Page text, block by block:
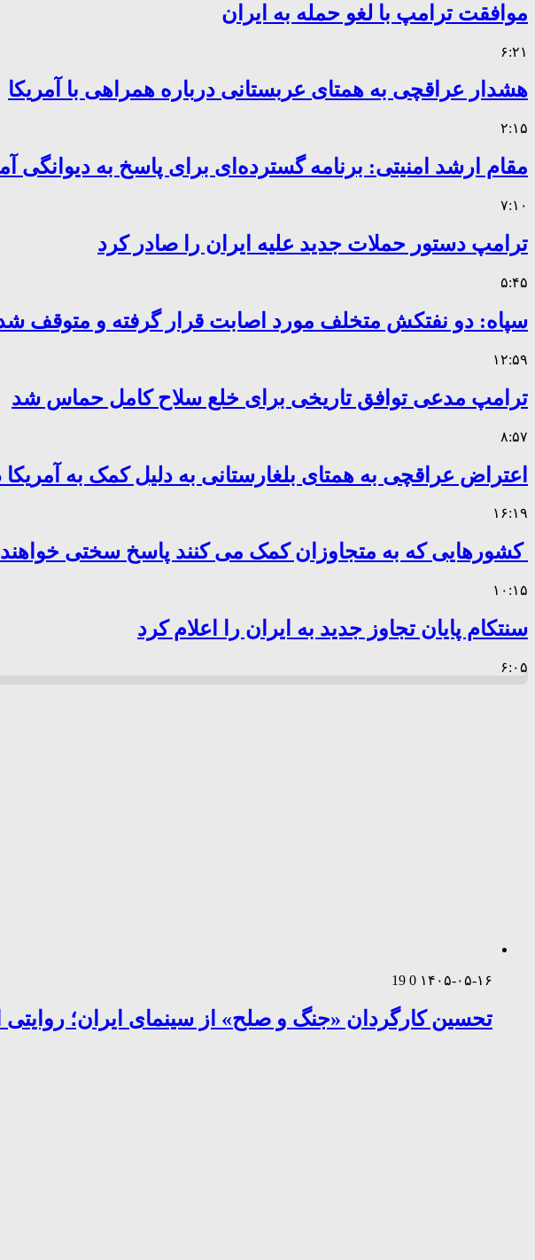
موافقت ترامپ با لغو حمله به ایران
۶:۲۱
هشدار عراقچی به همتای عربستانی درباره همراهی با آمریکا
۲:۱۵
مقام ارشد امنیتی: برنامه گسترده‌ای برای پاسخ به دیوانگی
۷:۱۰
ترامپ دستور حملات جدید علیه ایران را صادر کرد
۵:۴۵
سپاه: دو نفتکش متخلف مورد اصابت قرار گرفته و متوقف
۱۲:۵۹
ترامپ مدعی توافق تاریخی برای خلع سلاح کامل حماس شد
۸:۵۷
اعتراض عراقچی به همتای بلغارستانی به دلیل کمک به
۱۶:۱۹
کشورهایی که به متجاوزان کمک می کنند پاسخ سختی
۱۰:۱۵
سنتکام پایان تجاوز جدید به ایران را اعلام کرد
۶:۰۵
۱۴۰۵-۰۵-۱۶ 0
19
تحسین کارگردان «جنگ و صلح» از سینمای ایران؛